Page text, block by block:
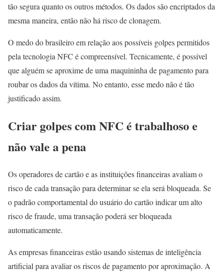
tão segura quanto os outros métodos. Os dados são encriptados da
mesma maneira, então não há risco de clonagem.
O medo do brasileiro em relação aos possíveis golpes permitidos
pela tecnologia NFC é compreensível. Tecnicamente, é possível
que alguém se aproxime de uma maquininha de pagamento para
roubar os dados da vítima. No entanto, esse medo não é tão
justificado assim.
Criar golpes com NFC é trabalhoso e
não vale a pena
Os operadores de cartão e as instituições financeiras avaliam o
risco de cada transação para determinar se ela será bloqueada. Se
o padrão comportamental do usuário do cartão indicar um alto
risco de fraude, uma transação poderá ser bloqueada
automaticamente.
As empresas financeiras estão usando sistemas de inteligência
artificial para avaliar os riscos de pagamento por aproximação. A